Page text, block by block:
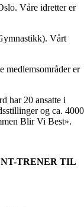
Våre idretter er
Vårt
medlemsområder er
har 20 ansatte i
og ca. 4000
Blir Vi Best».
TRENER TIL